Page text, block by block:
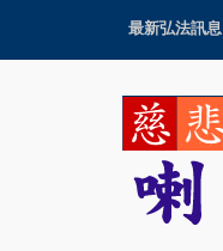
最新弘法訊息